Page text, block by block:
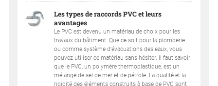
Les types de raccords PVC et leurs
avantages
Le PVC est devenu un matériau de choix pour les
travaux du bâtiment. Que ce soit pour la plomberie
ou comme système d’évacuations des eaux, vous
pouvez utiliser ce matériau sans hésiter. Il faut savoir
que le PVC, un polymère thermoplastique, est un
mélange de sel de mer et de pétrole. La qualité et la
rigidité des éléments construits à base de PVC sont